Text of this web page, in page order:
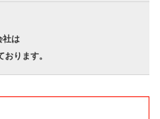
は
ります。